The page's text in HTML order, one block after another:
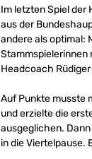
Im letzten Spiel der
aus der
andere als optimal:
Stammspielerinnen
Headcoach
Auf Punkte musste
und erzielte die
ausgeglichen.
in die Viertelpause.